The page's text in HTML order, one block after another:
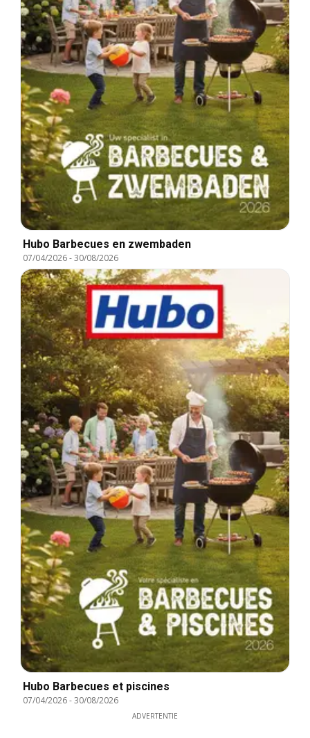
Hubo Barbecues en zwembaden
07/04/2026-30/08/2026
Hubo Barbecues et piscines
07/04/2026-30/08/2026
ADVERTENTIE